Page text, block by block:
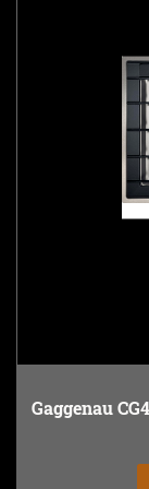
Gaggenau